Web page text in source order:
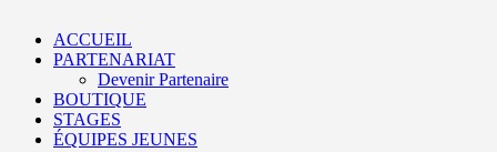
ACCUEIL
PARTENARIAT
Devenir Partenaire
BOUTIQUE
STAGES
ÉQUIPES JEUNES